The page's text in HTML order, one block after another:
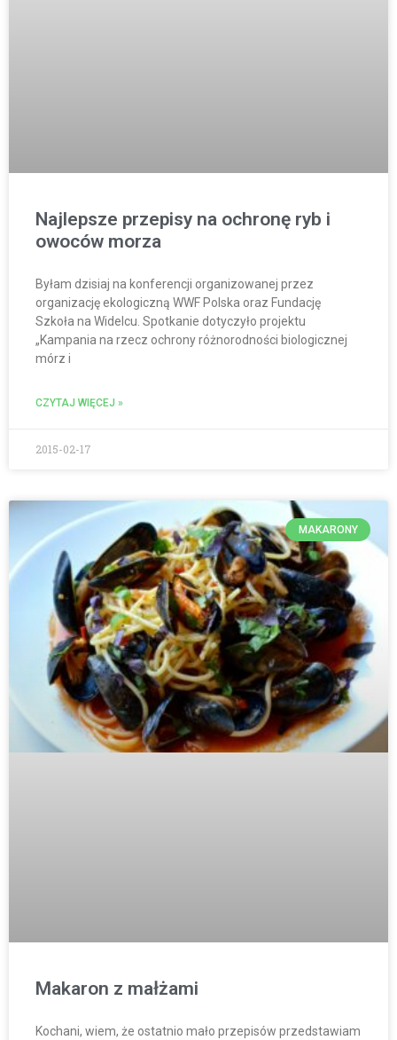
Najlepsze przepisy na ochronę ryb i
owoców morza
Byłam dzisiaj na konferencji organizowanej przez
organizację ekologiczną WWF Polska oraz Fundację
Szkoła na Widelcu. Spotkanie dotyczyło projektu
„Kampania na rzecz ochrony różnorodności biologicznej
mórz i
CZYTAJ WIĘCEJ »
2015-02-17
MAKARONY
Makaron z małżami
Kochani, wiem, że ostatnio mało przepisów przedstawiam